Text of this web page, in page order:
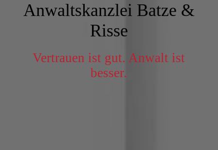
Anwaltskanzlei Batze &
Risse
Vertrauen ist gut. Anwalt ist
besser.